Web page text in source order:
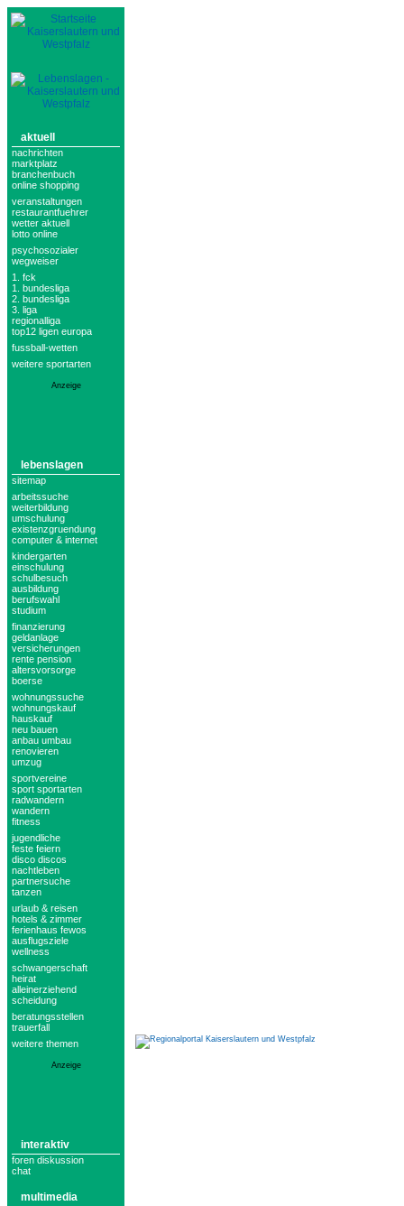
aktuell
nachrichten
marktplatz
branchenbuch
online shopping
veranstaltungen
restaurantfuehrer
wetter aktuell
lotto online
psychosozialer
wegweiser
1. fck
1. bundesliga
2. bundesliga
3. liga
regionalliga
top12 ligen europa
fussball-wetten
weitere sportarten
Anzeige
lebenslagen
sitemap
arbeitssuche
weiterbildung
umschulung
existenzgruendung
computer & internet
kindergarten
einschulung
schulbesuch
ausbildung
berufswahl
studium
finanzierung
geldanlage
versicherungen
rente pension
altersvorsorge
boerse
wohnungssuche
wohnungskauf
hauskauf
neu bauen
anbau umbau
renovieren
umzug
sportvereine
sport sportarten
radwandern
wandern
fitness
jugendliche
feste feiern
disco discos
nachtleben
partnersuche
tanzen
urlaub & reisen
hotels & zimmer
ferienhaus fewos
ausflugsziele
wellness
schwangerschaft
heirat
alleinerziehend
scheidung
beratungsstellen
trauerfall
weitere themen
Anzeige
interaktiv
foren diskussion
chat
multimedia